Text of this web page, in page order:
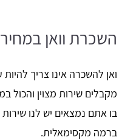
השכרת וואן
ואן להשכרה אינו צריך
מקבלים שירות מצוין והכול
בו אתם נמצאים יש לנו
ברמה מקסימאלית.